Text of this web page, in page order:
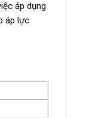
áp dụng
áp lực